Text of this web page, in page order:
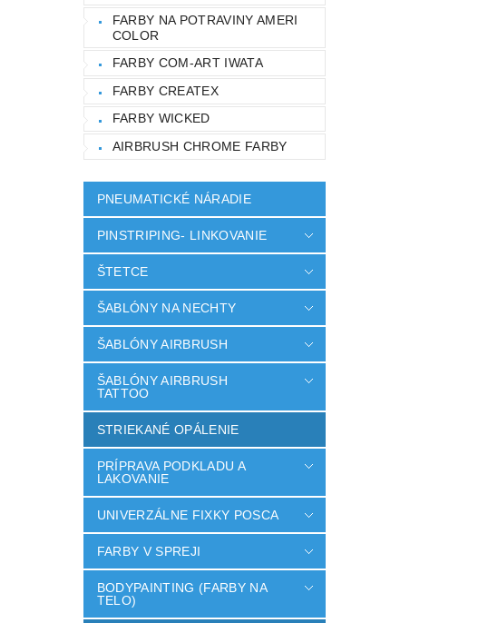
FARBY NA POTRAVINY AMERI
COLOR
FARBY COM-ART IWATA
FARBY CREATEX
FARBY WICKED
AIRBRUSH CHROME FARBY
PNEUMATICKÉ NÁRADIE
PINSTRIPING- LINKOVANIE
ŠTETCE
ŠABLÓNY NA NECHTY
ŠABLÓNY AIRBRUSH
ŠABLÓNY AIRBRUSH
TATTOO
STRIEKANÉ OPÁLENIE
PRÍPRAVA PODKLADU A
LAKOVANIE
UNIVERZÁLNE FIXKY POSCA
FARBY V SPREJI
BODYPAINTING (FARBY NA
TELO)